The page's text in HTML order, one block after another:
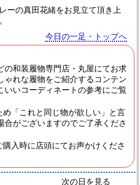
ーの真田花緒をお見立て頂き上
今日の一足・トップへ
の和装履物専門店・丸屋にてお求
ゃれな履物をご紹介するコンテン
いいコーディネートの参考にご覧
「これと同じ物が欲しい」と言
合がございますのでご了承くださ
入時に店頭にてお声かけくださ
次の日を見る